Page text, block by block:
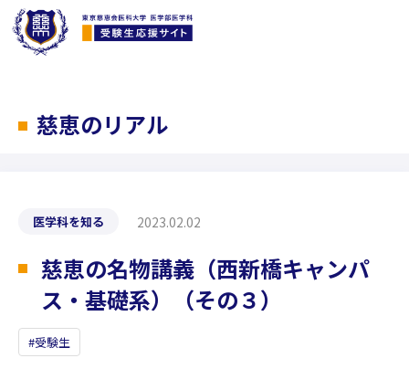
慈恵のリアル
慈恵の名物講義（西新橋キャンパ
ス・基礎系）（その３）
医学科を知る 2023.02.02
受験生